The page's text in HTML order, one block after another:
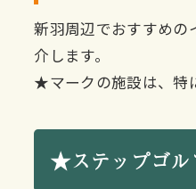
新羽周辺でおすすめの
介します。
★マークの施設は、特
★ステップゴ